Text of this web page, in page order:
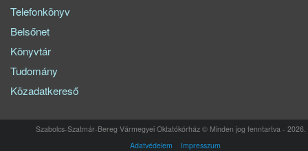
Telefonkönyv
Belsőnet
Könyvtár
Tudomány
Közadatkereső
Szabolcs-Szatmár-Bereg Vármegyei Oktatókórház © Minden jog fenntartva - 2026.
Adatvédelem
Impresszum